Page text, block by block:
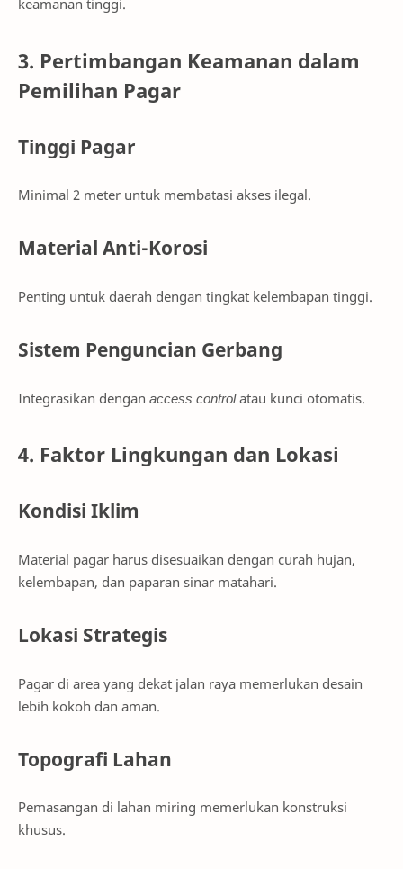
keamanan tinggi.
3. Pertimbangan Keamanan dalam
Pemilihan Pagar
Tinggi Pagar
Minimal 2 meter untuk membatasi akses ilegal.
Material Anti-Korosi
Penting untuk daerah dengan tingkat kelembapan tinggi.
Sistem Penguncian Gerbang
Integrasikan dengan access controlatau kunci otomatis.
4. Faktor Lingkungan dan Lokasi
Kondisi Iklim
Material pagar harus disesuaikan dengan curah hujan,
kelembapan, dan paparan sinar matahari.
Lokasi Strategis
Pagar di area yang dekat jalan raya memerlukan desain
lebih kokoh dan aman.
Topografi Lahan
Pemasangan di lahan miring memerlukan konstruksi
khusus.